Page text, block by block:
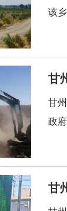
该
甘
甘
政
甘